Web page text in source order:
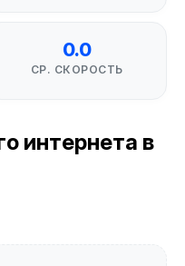
0.0
СР. СКОРОСТЬ
интернета в